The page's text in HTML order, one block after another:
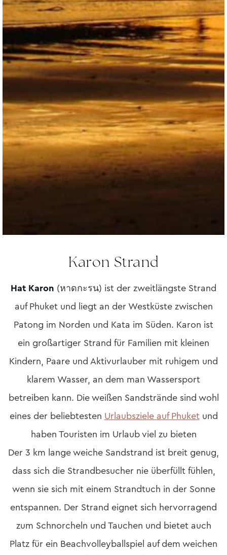
Karon Strand
Hat Karon (หาดกะรน) ist der zweitlängste Strand
auf Phuket und liegt an der Westküste zwischen
Patong im Norden und Kata im Süden. Karon ist
ein großartiger Strand für Familien mit kleinen
Kindern, Paare und Aktivurlauber mit ruhigem und
klarem Wasser, an dem man Wassersport
betreiben kann. Die weißen Sandstrände sind wohl
eines der beliebtestenUrlaubsziele auf Phuketund
haben Touristen im Urlaub viel zu bieten
Der 3 km lange weiche Sandstrand ist breit genug,
dass sich die Strandbesucher nie überfüllt fühlen,
wenn sie sich mit einem Strandtuch in der Sonne
entspannen. Der Strand eignet sich hervorragend
zum Schnorcheln und Tauchen und bietet auch
Platz für ein Beachvolleyballspiel auf dem weichen